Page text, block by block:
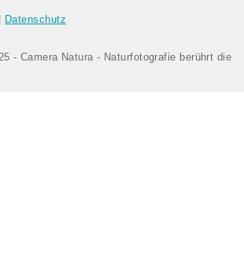
Datenschutz
- Camera Natura - Naturfotografie berührt die